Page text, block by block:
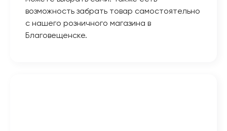
возможность забрать товар самостоятельно
с нашего розничного магазина в
Благовещенске.